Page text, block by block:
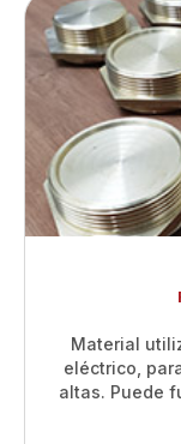
Material
eléctrico,
altas. Puede